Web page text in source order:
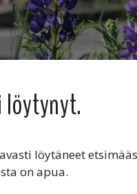
löytynyt.
löytäneet
on apua.